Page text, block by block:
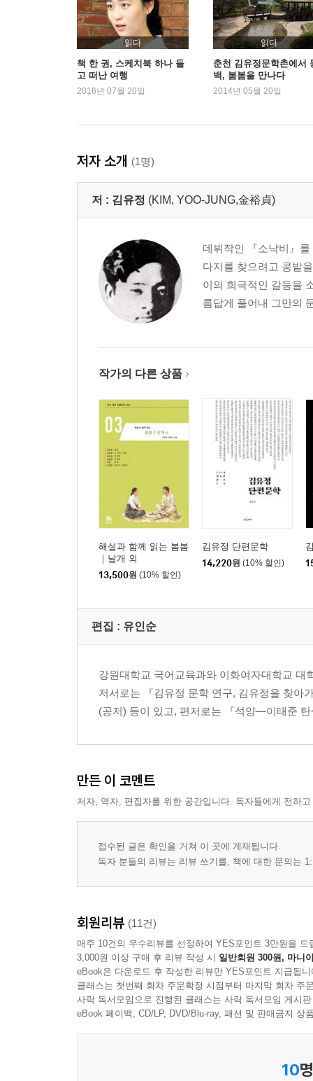
두꺼비
동백꽃
야앵
옥토끼
정조
땡볕
작품 해설·행복과 등진 열정-김유정의 생애와 문학
작가 연보
작품 목록
읽다
책 한 권, 스케치북 하나 들
고 떠난 여행
2016년 07월 20일
읽다
춘천 김유정문학촌에서
백, 봄봄을 만나다
2014년 05월 20일
저자 소개 (1명)
저 : 김유정 (KIM, YOO-JUNG,金裕貞)
데뷔작인 『소낙비』
다지를 찾으려고 콩밭
이의 희극적인 갈등을
름답게 풀어내 그만의
작가의 다른 상품
해설과 함께 읽는 봄봄
｜날개 외
13,500원 (10% 할인)
김유정 단편문학
14,220원 (10% 할인)
편집 : 유인순
강원대학교 국어교육과와 이화여자대학교
저서로는 『김유정 문학 연구, 김유정을 찾아
(공저) 등이 있고, 편저로는 『석양―이태준
만든 이 코멘트
저자, 역자, 편집자를 위한 공간입니다. 독자들에게 전하
접수된 글은 확인을 거쳐 이 곳에 게재됩니다.
독자 분들의 리뷰는 리뷰 쓰기를, 책에 대한 문의는
회원리뷰 (11건)
매주 10건의 우수리뷰를 선정하여 YES포인트 3만원을 드
3,000원 이상 구매 후 리뷰 작성 시 일반회원 300원, 마니
eBook은 다운로드 후 작성한 리뷰만 YES포인트 지급됩니
클래스는 첫번째 회차 주문확정 시점부터 마지막 회차 주
사락 독서모임으로 진행된 클래스는 사락 독서모임 게시
eBook 페이백, CD/LP, DVD/Blu-ray, 패션 및 판매금지 상
10